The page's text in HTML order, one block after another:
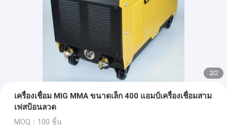
2/2
เครื่องเชื่อม MIG MMA ขนาดเล็ก 400 แอมป์เครื่องเชื่อมสาม
เฟสป้อนลวด
MOQ：100 ชิ้น